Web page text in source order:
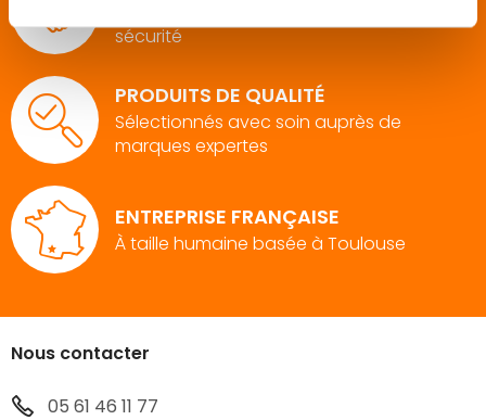
sécurité
PRODUITS DE QUALITÉ
Sélectionnés avec soin auprès de
marques expertes
ENTREPRISE FRANÇAISE
À taille humaine basée à Toulouse
Nous contacter
05 61 46 11 77